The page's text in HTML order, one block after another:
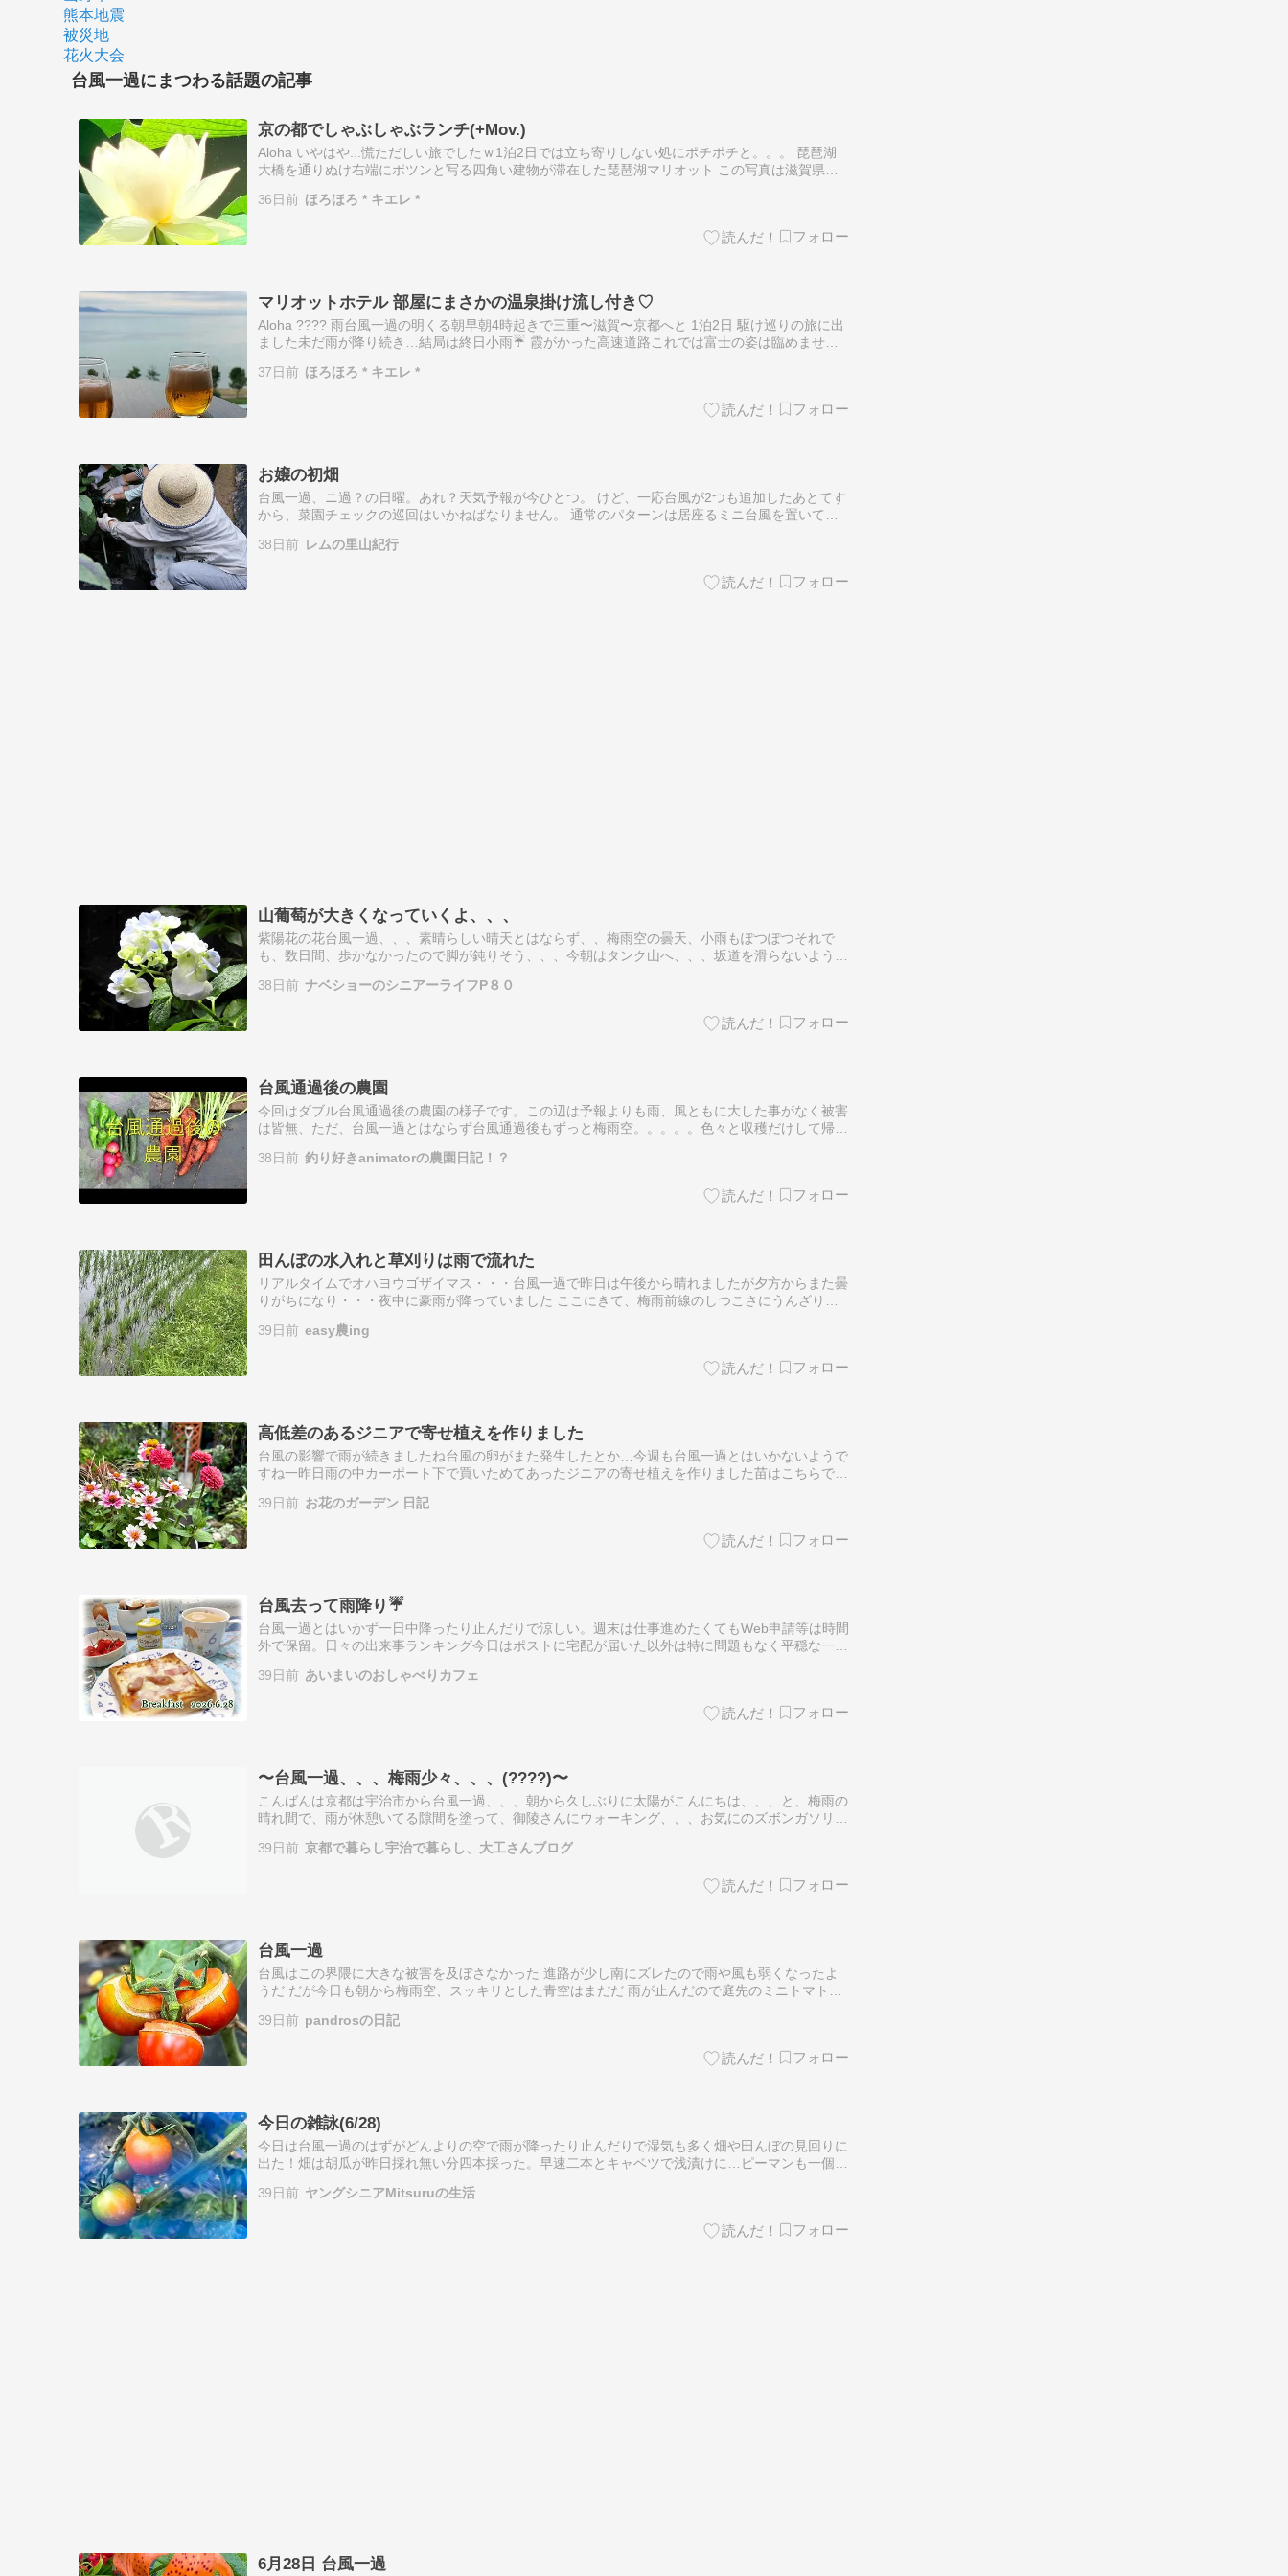
熊本地震
被災地
花火大会
台風一過にまつわる話題の記事
京の都でしゃぶしゃぶランチ(+Mov.)
Aloha いやはや...慌ただしい旅でしたｗ1泊2日では立ち寄りしない処にポチポチと。。。 琵琶湖
大橋を通りぬけ右端にポツンと写る四角い建物が滞在した琵琶湖マリオット この写真は滋賀県大
樹…
36日前 ほろほろ * キエレ *
マリオットホテル 部屋にまさかの温泉掛け流し付き♡
Aloha ???? 雨台風一過の明くる朝早朝4時起きで三重〜滋賀〜京都へと 1泊2日 駆け巡りの旅に出
ました未だ雨が降り続き…結局は終日小雨☔ 霞がかった高速道路これでは富士の姿は臨めません
37日前 ほろほろ * キエレ *
お嬢の初畑
台風一過、ニ過？の日曜。あれ？天気予報が今ひとつ。 けど、一応台風が2つも追加したあとてす
から、菜園チェックの巡回はいかねばなりません。 通常のパターンは居座るミニ台風を置いてサ
手も借りまし…
38日前 レムの里山紀行
山葡萄が大きくなっていくよ、、、
紫陽花の花台風一過、、、素晴らしい晴天とはならず、、梅雨空の曇天、小雨もぽつぽつそれで
も、数日間、歩かなかったので脚が鈍りそう、、、今朝はタンク山へ、、、坂道を滑らないように
い雲タンク山常連の…
38日前 ナベショーのシニアーライフP８０
台風通過後の農園
今回はダブル台風通過後の農園の様子です。この辺は予報よりも雨、風ともに大した事がなく被害
は皆無、ただ、台風一過とはならず台風通過後もずっと梅雨空。。。。。色々と収穫だけして帰っ
38日前 釣り好きanimatorの農園日記！？
田んぼの水入れと草刈りは雨で流れた
リアルタイムでオハヨウゴザイマス・・・台風一過で昨日は午後から晴れましたが夕方からまた曇
りがちになり・・・夜中に豪雨が降っていました ここにきて、梅雨前線のしつこさにうんざり。
り・・・草もたっぷ…
39日前 easy農ing
高低差のあるジニアで寄せ植えを作りました
台風の影響で雨が続きましたね台風の卵がまた発生したとか…今週も台風一過とはいかないようで
すね一昨日雨の中カーポート下で買いためてあったジニアの寄せ植えを作りました苗はこちらで…
ーバイカラー…
39日前 お花のガーデン 日記
台風去って雨降り☔
台風一過とはいかず一日中降ったり止んだりで涼しい。週末は仕事進めたくてもWeb申請等は時間
外で保留。日々の出来事ランキング今日はポストに宅配が届いた以外は特に問題もなく平穏な一
39日前 あいまいのおしゃべりカフェ
〜台風一過、、、梅雨少々、、、(????)〜
こんばんは京都は宇治市から台風一過、、、朝から久しぶりに太陽がこんにちは、、、と、梅雨の
晴れ間で、雨が休憩いてる隙間を塗って、御陵さんにウォーキング、、、お気にのズボンガソリン
ら、い、、、デ…
39日前 京都で暮らし宇治で暮らし、大工さんブログ
台風一過
台風はこの界隈に大きな被害を及ぼさなかった 進路が少し南にズレたので雨や風も弱くなったよ
うだ だが今日も朝から梅雨空、スッキリとした青空はまだだ 雨が止んだので庭先のミニトマトの
を付け、先…
39日前 pandrosの日記
今日の雑詠(6/28)
今日は台風一過のはずがどんよりの空で雨が降ったり止んだりで湿気も多く畑や田んぼの見回りに
出た！畑は胡瓜が昨日採れ無い分四本採った。早速二本とキャベツで浅漬けに…ピーマンも一個採
いよ夏野菜も本…
39日前 ヤングシニアMitsuruの生活
6月28日 台風一過